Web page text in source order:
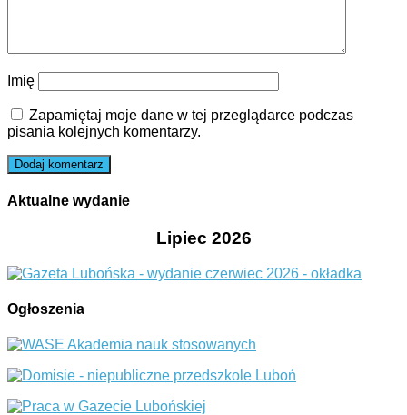
Imię
Zapamiętaj moje dane w tej przeglądarce podczas
pisania kolejnych komentarzy.
Aktualne wydanie
Lipiec 2026
Ogłoszenia